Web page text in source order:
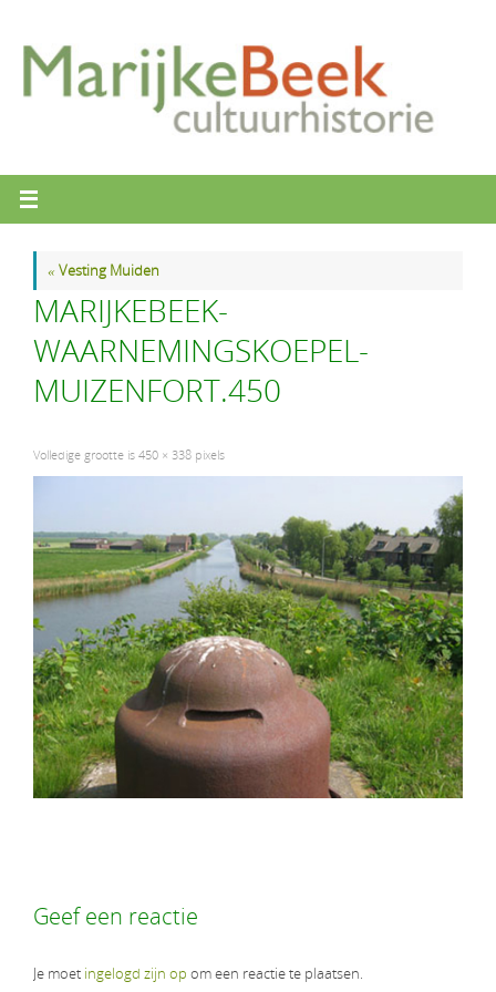
inhoud
«Vesting Muiden
MARIJKEBEEK-
WAARNEMINGSKOEPEL-
MUIZENFORT.450
Volledige grootte is 450 × 338 pixels
Geef een reactie
Je moet ingelogd zijn op om een reactie te plaatsen.